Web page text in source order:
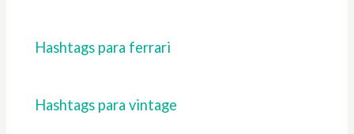
Hashtags para ferrari
Hashtags para vintage